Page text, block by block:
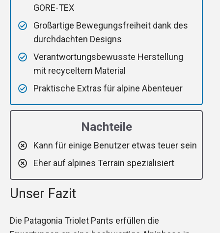
GORE-TEX
Großartige Bewegungsfreiheit dank des
durchdachten Designs
Verantwortungsbewusste Herstellung
mit recyceltem Material
Praktische Extras für alpine Abenteuer
Nachteile
Kann für einige Benutzer etwas teuer sein
Eher auf alpines Terrain spezialisiert
Unser Fazit
Die Patagonia Triolet Pants erfüllen die